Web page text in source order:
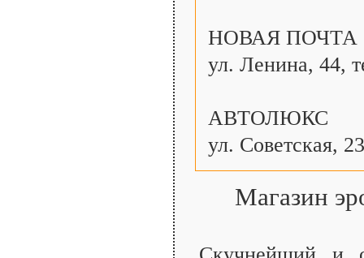
НОВАЯ ПОЧТА
ул. Ленина, 44,
АВТОЛЮКС
ул. Советская,
Магазин